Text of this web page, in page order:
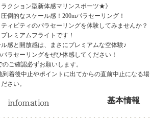
ラクション型新体感マリンスポーツ★》
倒的なスケール感！200mパラセーリング！
ィビティのパラセーリングを体験してみませんか？
レミアムフライトです！
感と開放感は、まさにプレミアムな空体験♪
ラセーリングをぜひ体感してください！
ご確認必ずお願いします。
着後中止やポイントに出てからの直前中止になる場
さい。
基本情報